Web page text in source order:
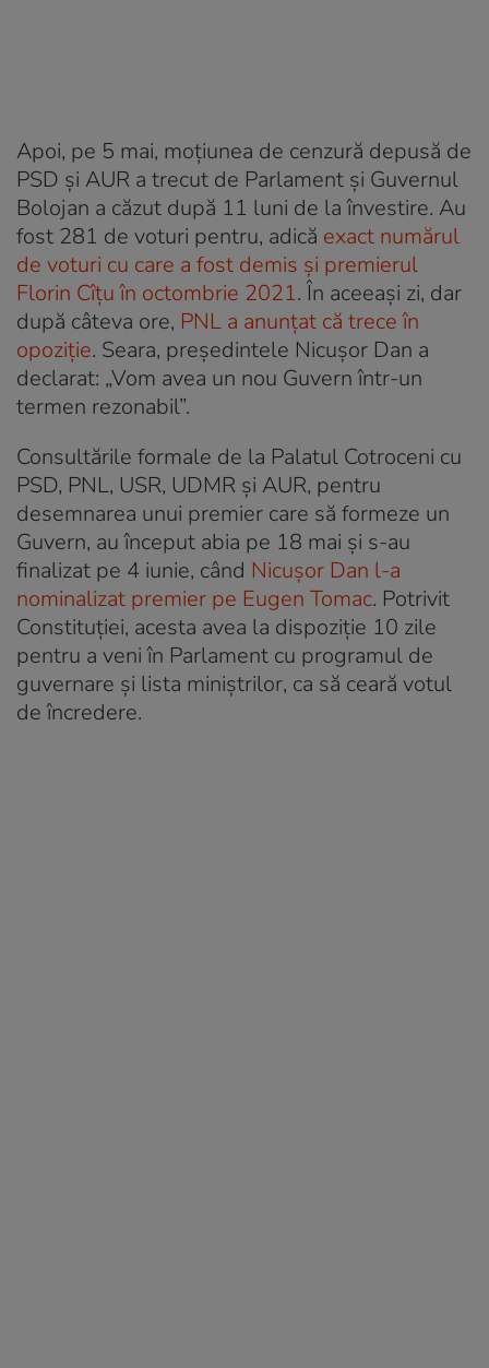
Apoi, pe 5 mai, moțiunea de cenzură depusă de
PSD și AUR a trecut de Parlament și Guvernul
Bolojan a căzut după 11 luni de la învestire. Au
fost 281 de voturi pentru, adică exact numărul
de voturi cu care a fost demis și premierul
Florin Cîțu în octombrie 2021. În aceeași zi, dar
după câteva ore, PNL a anunțat că trece în
opoziție. Seara, președintele Nicușor Dan a
declarat: „Vom avea un nou Guvern într-un
termen rezonabil”.
Consultările formale de la Palatul Cotroceni cu
PSD, PNL, USR, UDMR și AUR, pentru
desemnarea unui premier care să formeze un
Guvern, au început abia pe 18 mai și s-au
finalizat pe 4 iunie, când Nicușor Dan l-a
nominalizat premier pe Eugen Tomac. Potrivit
Constituției, acesta avea la dispoziție 10 zile
pentru a veni în Parlament cu programul de
guvernare și lista miniștrilor, ca să ceară votul
de încredere.